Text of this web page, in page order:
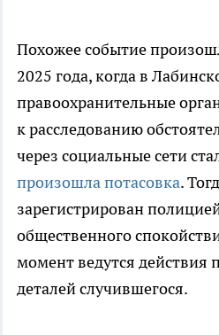
Похожее событие
2025 года, когда в
правоохранительные
к расследованию
через социальные сети
произошла потасовка.
зарегистрирован
общественного
момент ведутся действия
деталей случившегося.